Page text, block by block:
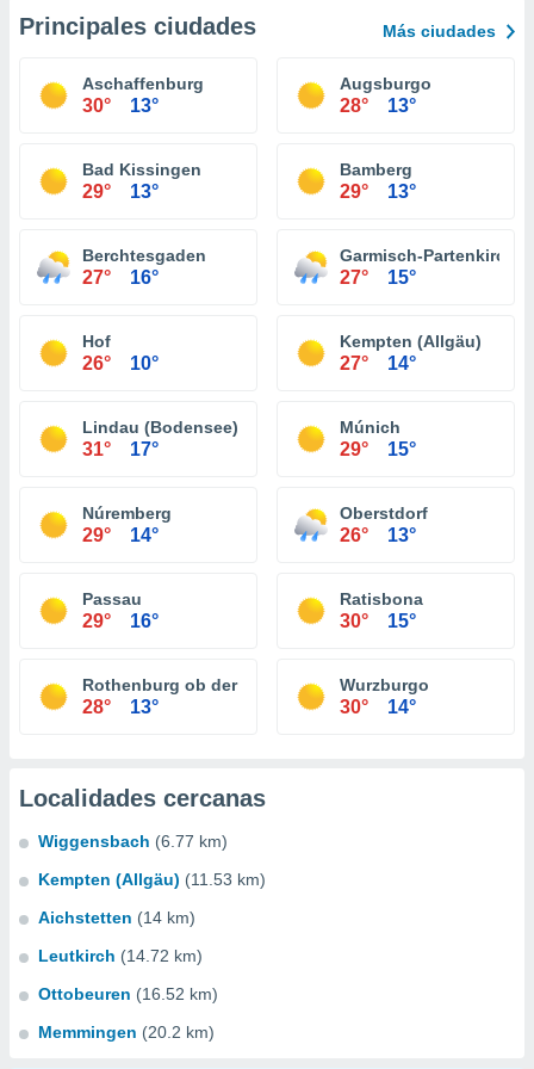
Principales ciudades Más ciudades
Aschaffenburg
30° 13°
Augsburgo
28° 13°
Bad Kissingen
29° 13°
Bamberg
29° 13°
Berchtesgaden
27° 16°
Garmisch-
27° 15°
Hof
26° 10°
Kempten (Allgäu)
27° 14°
Lindau (Bodensee)
31° 17°
Múnich
29° 15°
Núremberg
29° 14°
Oberstdorf
26° 13°
Passau
29° 16°
Ratisbona
30° 15°
Rothenburg ob der Tauber
28° 13°
Wurzburgo
30° 14°
Localidades cercanas
Wiggensbach (6.77 km)
Kempten (Allgäu) (11.53 km)
Aichstetten (14 km)
Leutkirch (14.72 km)
Ottobeuren (16.52 km)
Memmingen (20.2 km)